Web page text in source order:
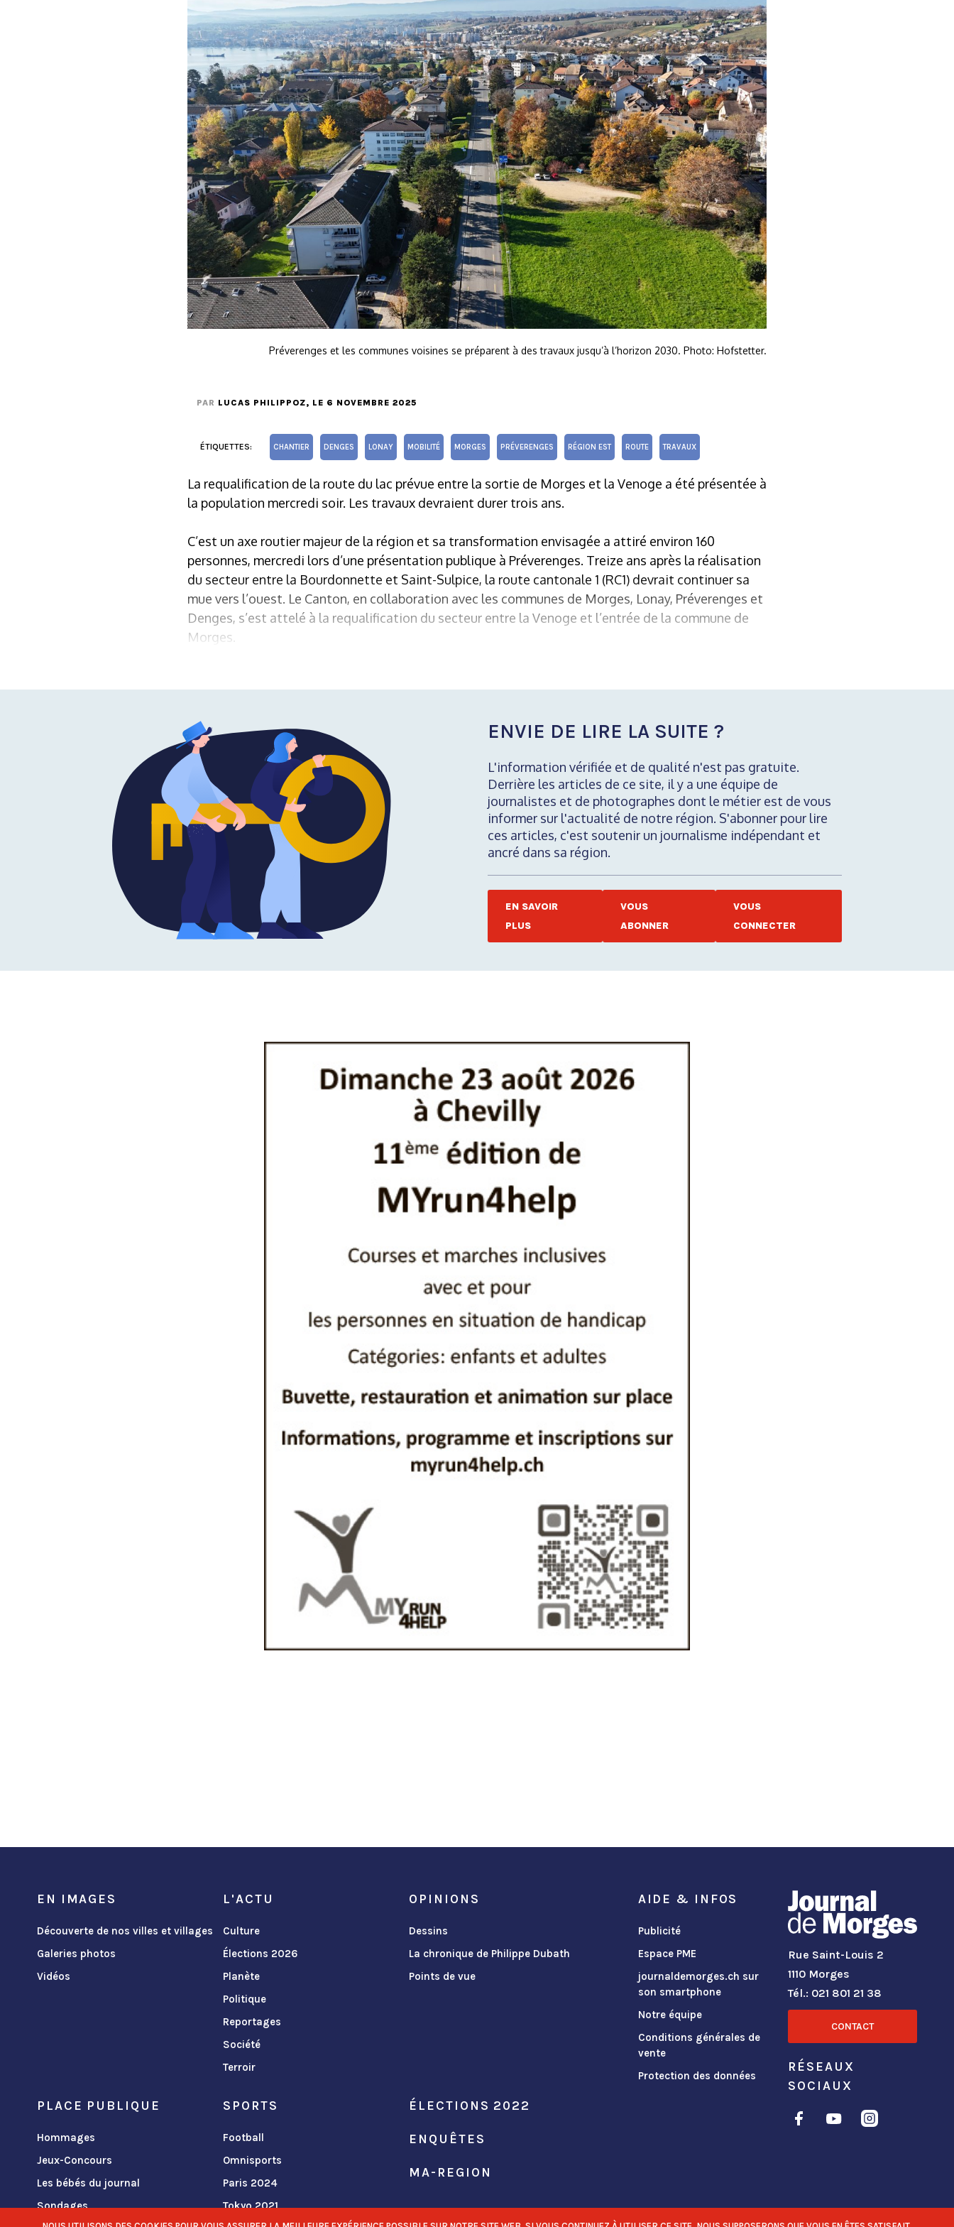
Préverenges et les communes voisines se préparent à des travaux jusqu’à l’horizon 2030. Photo: Hofstetter.
PAR LUCAS PHILIPPOZ, LE 6 NOVEMBRE 2025
ÉTIQUETTES: CHANTIER DENGES LONAY MOBILITÉ MORGES PRÉVERENGES RÉGION EST ROUTE TRAVAUX
La requalification de la route du lac prévue entre la sortie de Morges et la Venoge a été présentée à
la population mercredi soir. Les travaux devraient durer trois ans.
C’est un axe routier majeur de la région et sa transformation envisagée a attiré environ 160
personnes, mercredi lors d’une présentation publique à Préverenges. Treize ans après la réalisation
du secteur entre la Bourdonnette et Saint-Sulpice, la route cantonale 1 (RC1) devrait continuer sa
mue vers l’ouest. Le Canton, en collaboration avec les communes de Morges, Lonay, Préverenges et
Denges, s’est attelé à la requalification du secteur entre la Venoge et l’entrée de la commune de
Morges.
ENVIE DE LIRE LA SUITE ?
L'information vérifiée et de qualité n'est pas gratuite.
Derrière les articles de ce site, il y a une équipe de
journalistes et de photographes dont le métier est de vous
informer sur l'actualité de notre région. S'abonner pour lire
ces articles, c'est soutenir un journalisme indépendant et
ancré dans sa région.
EN SAVOIR
PLUS
VOUS
ABONNER
VOUS
CONNECTER
EN IMAGES
Découverte de nos villes et villages
Galeries photos
Vidéos
L'ACTU
Culture
Élections 2026
Planète
Politique
Reportages
Société
Terroir
OPINIONS
Dessins
La chronique de Philippe Dubath
Points de vue
PLACE PUBLIQUE
Hommages
Jeux-Concours
Les bébés du journal
Sondages
SPORTS
Football
Omnisports
Paris 2024
Tokyo 2021
ÉLECTIONS 2022
ENQUÊTES
MA-REGION
AIDE & INFOS
Publicité
Espace PME
journaldemorges.ch sur
son smartphone
Notre équipe
Conditions générales de
vente
Protection des données
Rue Saint-Louis 2
1110 Morges
Tél.: 021 801 21 38
CONTACT
RÉSEAUX
SOCIAUX